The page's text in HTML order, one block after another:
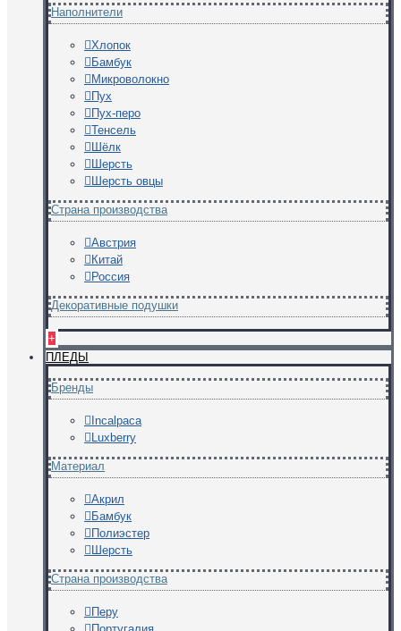
Наполнители
Хлопок
Бамбук
Микроволокно
Пух
Пух-перо
Тенсель
Шёлк
Шерсть
Шерсть овцы
Страна производства
Австрия
Китай
Россия
Декоративные подушки
+
ПЛЕДЫ
Бренды
Incalpaca
Luxberry
Материал
Акрил
Бамбук
Полиэстер
Шерсть
Страна производства
Перу